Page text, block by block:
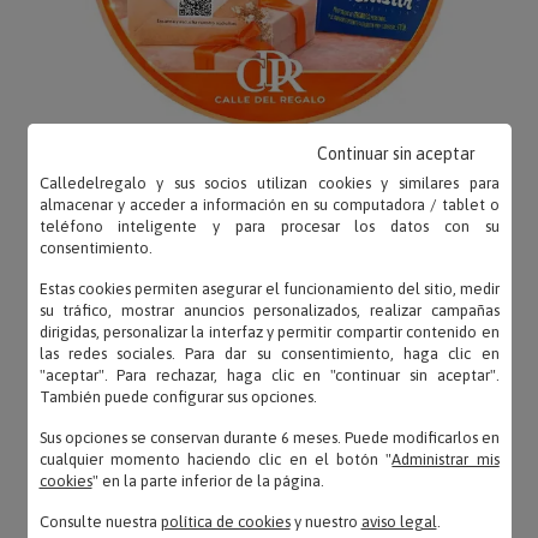
Kristina – 20/02/2019
«Esplendida»
Calledelregalo y sus socios utilizan cookies y similares para
almacenar y acceder a información en su computadora / tablet o
teléfono inteligente y para procesar los datos con su
consentimiento.
Estas cookies permiten asegurar el funcionamiento del sitio, medir
su tráfico, mostrar anuncios personalizados, realizar campañas
dirigidas, personalizar la interfaz y permitir compartir contenido en
las redes sociales. Para dar su consentimiento, haga clic en
"aceptar". Para rechazar, haga clic en "continuar sin aceptar".
También puede configurar sus opciones.
Sus opciones se conservan durante 6 meses. Puede modificarlos en
cualquier momento haciendo clic en el botón "Administrar mis
cookies" en la parte inferior de la página.
Consulte nuestra política de cookiesy nuestro aviso legal.
Continuar sin aceptar